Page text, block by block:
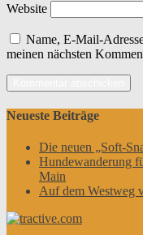
Website
Name, E-Mail-
meinen nächsten
Neueste Beiträge
Die neuen „Soft-
Hundewanderung
Main
Auf dem Westweg